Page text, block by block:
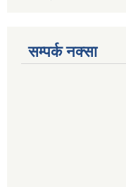
सम्पर्क नक्सा